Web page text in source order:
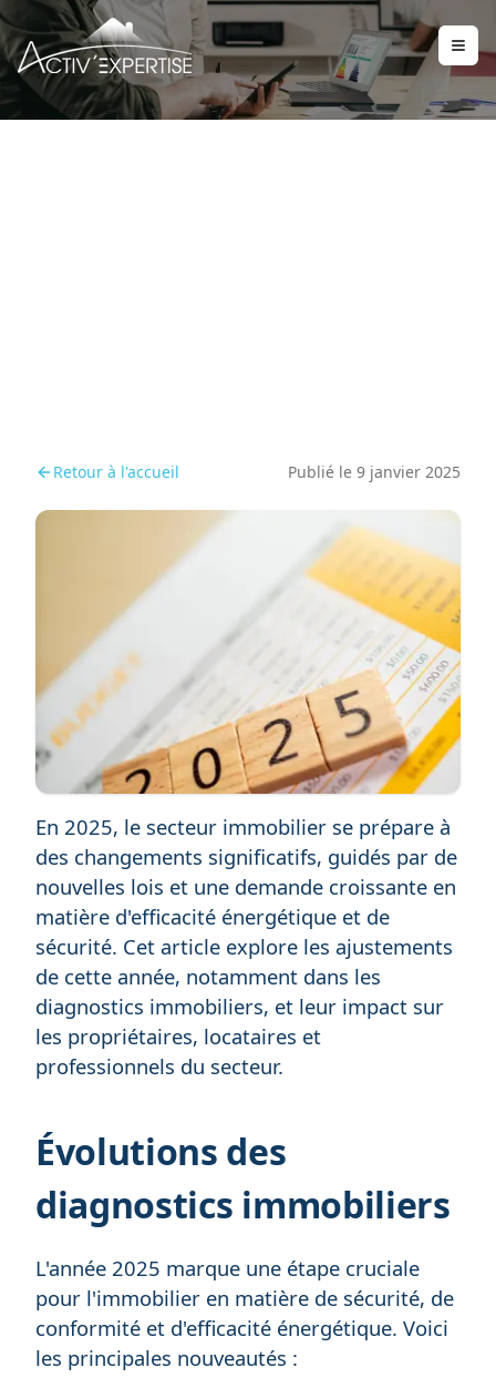
Retour à l'accueil Publié le 9 janvier 2025
En 2025, le secteur immobilier se prépare à
des changements significatifs, guidés par de
nouvelles lois et une demande croissante en
matière d'efficacité énergétique et de
sécurité. Cet article explore les ajustements
de cette année, notamment dans les
diagnostics immobiliers, et leur impact sur
les propriétaires, locataires et
professionnels du secteur.
Évolutions des
diagnostics immobiliers
L'année 2025 marque une étape cruciale
pour l'immobilier en matière de sécurité, de
conformité et d'efficacité énergétique. Voici
les principales nouveautés :